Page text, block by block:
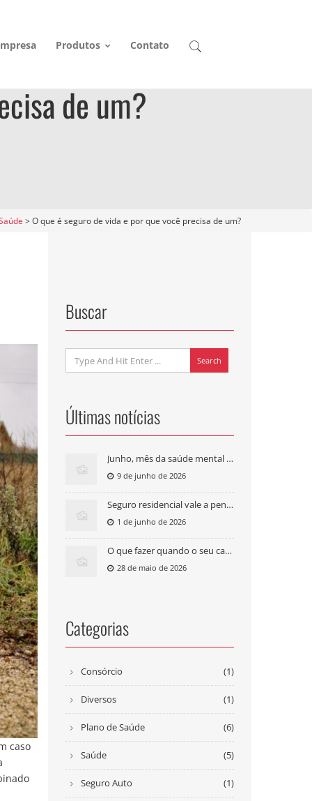
Produtos Contato
de um?
> O que é seguro de vida e por que você precisa de um?
caso
Buscar
Search
Últimas notícias
Junho, mês da saúde mental masculina: seu plano de saúde cobre tratamento psicológico?
9 de junho de 2026
Seguro residencial vale a pena? O que cobre e quanto custa
1 de junho de 2026
O que fazer quando o seu carro é roubado?
28 de maio de 2026
Categorias
Consórcio (1)
Diversos (1)
Plano de Saúde (6)
Saúde (5)
Seguro Auto (1)